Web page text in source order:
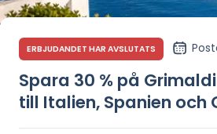
ERBJUDANDET HAR AVSLUTATS
Spara 30 % på
till Italien, Spanien och